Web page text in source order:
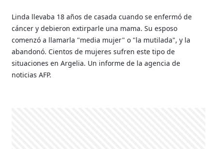
Linda llevaba 18 años de casada cuando se enfermó de
cáncer y debieron extirparle una mama. Su esposo
comenzó a llamarla "media mujer" o "la mutilada", y la
abandonó. Cientos de mujeres sufren este tipo de
situaciones en Argelia. Un informe de la agencia de
noticias AFP.